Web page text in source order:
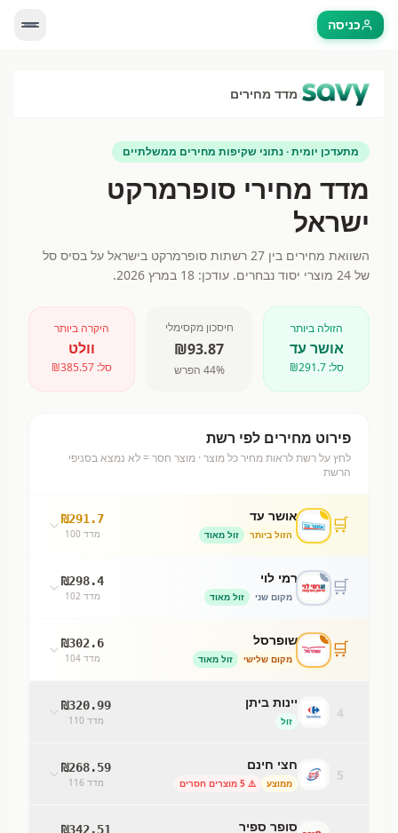
כניסה
›מדד מחירים
מתעדכן יומית · נתוני שקיפות מחירים ממשלתיים
מדד מחירי סופרמרקט
ישראל
השוואת מחירים בין 27 רשתות סופרמרקט בישראל על בסיס סל
של 24 מוצרי יסוד נבחרים. עודכן: 18 במרץ 2026.
הזולה ביותר
אושר עד
סל: ₪291.7
חיסכון מקסימלי
₪93.87
44% הפרש
היקרה ביותר
וולט
סל: ₪ 385.57
פירוט מחירים לפי רשת
לחץ על רשת לראות מחיר כל מוצר · מוצר חסר = לא נמצא בסניפי
הרשת
🛒
1 אושר עד
הזול ביותר זול מאוד
₪291.7
מדד 100
🛒
2 רמי לוי
מקום שני זול מאוד
₪298.4
מדד 102
🛒
3 שופרסל
מקום שלישי זול מאוד
₪302.6
מדד 104
4
יינות ביתן
זול
₪320.99
מדד 110
5
חצי חינם
ממוצע ⚠️
5 מוצרים חסרים
₪268.59
מדד 116
סופר ספיר ₪342.51